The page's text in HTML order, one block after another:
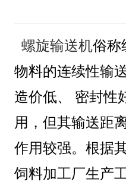
螺旋输送机俗称
物料的连续性输
造价低、 密封性
用，但其输送距
作用较强。根据
饲料加工厂生产